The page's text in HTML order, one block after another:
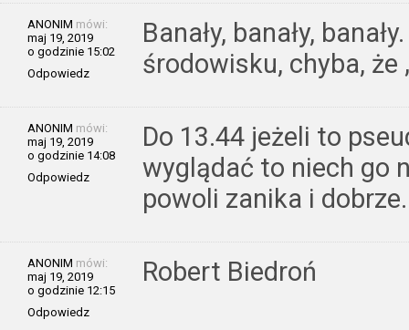
ANONIM mówi:
maj 19, 2019
o godzinie 15:02
Odpowiedz
Banały, banały,
środowisku, chyba, że
ANONIM mówi:
maj 19, 2019
o godzinie 14:08
Odpowiedz
Do 13.44 jeżeli to
wyglądać to niech go
powoli zanika i dobrze.
ANONIM mówi:
maj 19, 2019
o godzinie 12:15
Odpowiedz
Robert Biedroń